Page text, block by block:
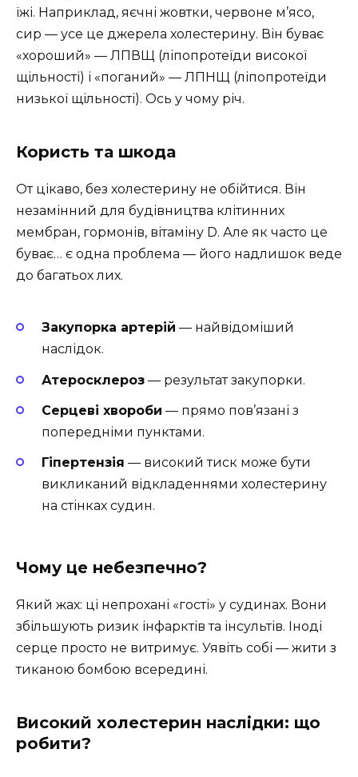
їжі. Наприклад, яєчні жовтки, червоне м’ясо,
сир — усе це джерела холестерину. Він буває
«хороший» — ЛПВЩ (ліпопротеїди високої
щільності) і «поганий» — ЛПНЩ (ліпопротеїди
низької щільності). Ось у чому річ.
Користь та шкода
От цікаво, без холестерину не обійтися. Він
незамінний для будівництва клітинних
мембран, гормонів, вітаміну D. Але як часто це
буває… є одна проблема — його надлишок веде
до багатьох лих.
Закупорка артерій — найвідоміший
наслідок.
Атеросклероз — результат закупорки.
Серцеві хвороби — прямо пов’язані з
попередніми пунктами.
Гіпертензія — високий тиск може бути
викликаний відкладеннями холестерину
на стінках судин.
Чому це небезпечно?
Який жах: ці непрохані «гості» у судинах. Вони
збільшують ризик інфарктів та інсультів. Іноді
серце просто не витримує. Уявіть собі — жити з
тиканою бомбою всередині.
Високий холестерин наслідки: що
робити?